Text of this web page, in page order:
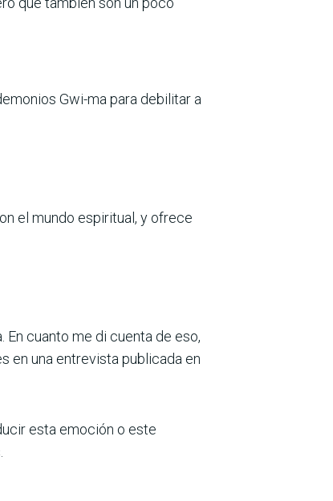
Gwi-ma para debilitar a
el mundo espiritual, y ofrece
cuanto me di cuenta de eso,
en una entrevista publicada en
esta emoción o este